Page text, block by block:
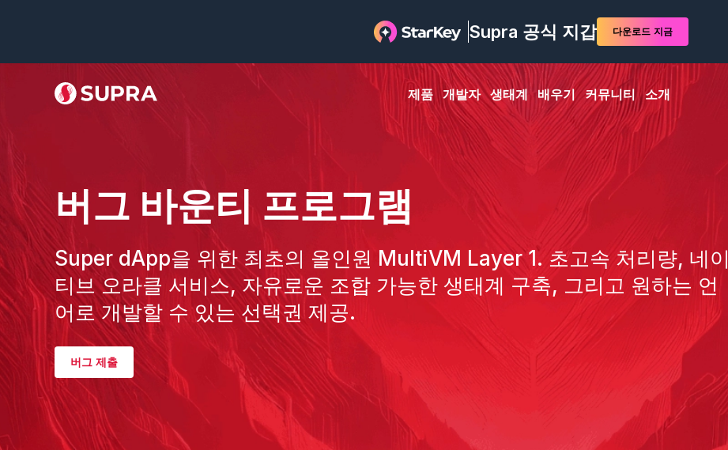
Supra 공식 지갑 다운로드 지금
제품 개발자 생태계 배우기 커뮤니티 소개
버그 바운티 프로그램
Super dApp을 위한 최초의 올인원 MultiVM Layer 1. 초고속 처리량, 네이
티브 오라클 서비스, 자유로운 조합 가능한 생태계 구축, 그리고 원하는 언
어로 개발할 수 있는 선택권 제공.
버그 제출